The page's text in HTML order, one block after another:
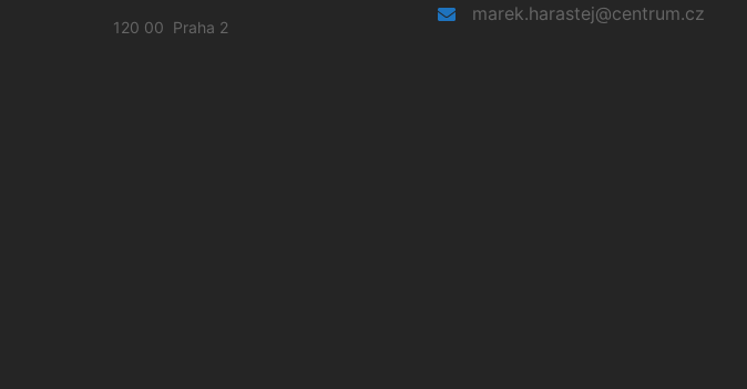
120 00 Praha 2
marek.harastej@centrum.cz